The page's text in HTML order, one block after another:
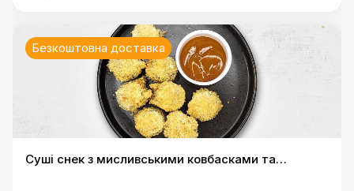
Безкоштовна доставка
Суші снек з мисливськими ковбасками та